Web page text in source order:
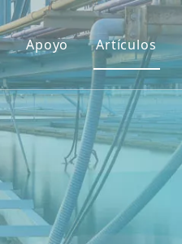
Apoyo Artículos